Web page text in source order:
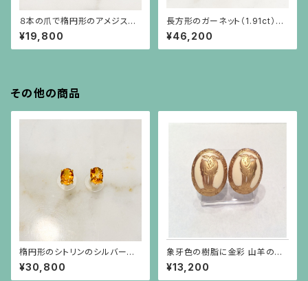
８本の爪で楕円形のアメジスト
（1.41ct）を留めた彫りの施され
た細い腕のシルバーリング
¥19,800
長方形のガーネット（1.91ct）と
三角ホワイトサファイアのシルバ
ー台リング
¥46,200
その他の商品
楕円形のシトリンのシルバーに
ゴールドプレーティングのシンプ
ルな枠のピアス
¥30,800
象牙色の樹脂に金彩 山羊のイ
ヤリング 楕円
¥13,200